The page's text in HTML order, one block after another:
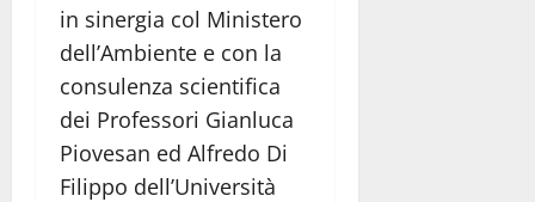
in sinergia col Ministero
dell’Ambiente e con la
consulenza scientifica
dei Professori Gianluca
Piovesan ed Alfredo Di
Filippo dell’Università